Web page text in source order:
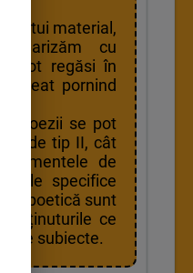
material,
cu
pot regăsi în
pornind
poezii se pot
de tip II, cât
de
specifice
poetică sunt
ce
de subiecte.